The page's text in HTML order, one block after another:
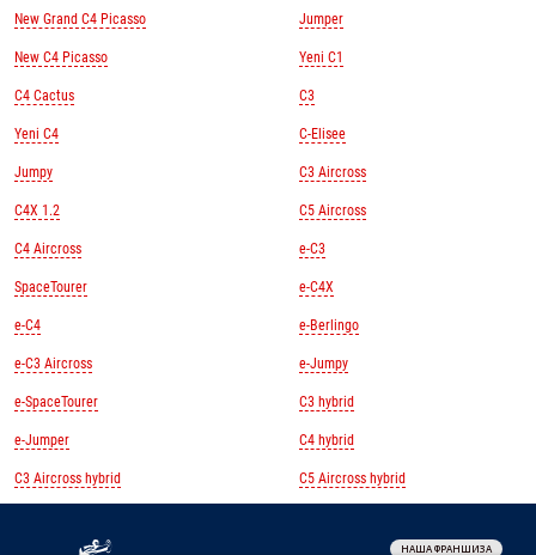
New Grand C4 Picasso
New C4 Picasso
C4 Cactus
Yeni C4
Jumpy
C4X 1.2
C4 Aircross
SpaceTourer
e-C4
e-C3 Aircross
e-SpaceTourer
e-Jumper
C3 Aircross hybrid
Jumper
Yeni C1
C3
C-Elisee
C3 Aircross
C5 Aircross
e-C3
e-C4X
e-Berlingo
e-Jumpy
C3 hybrid
C4 hybrid
C5 Aircross hybrid
НАША ФРАНШИЗА